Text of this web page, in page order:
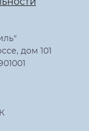
дом 101